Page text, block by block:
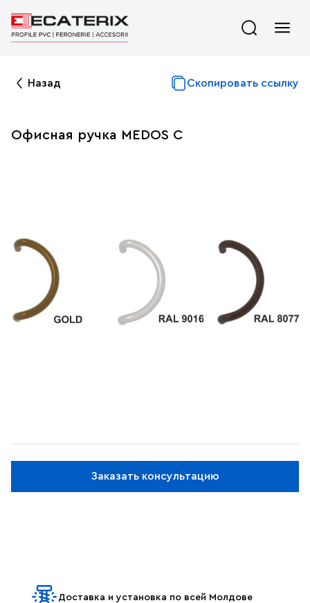
Назад Скопировать ссылку
Офисная ручка MEDOS C
Заказать консультацию
Доставка и установка по всей Молдове